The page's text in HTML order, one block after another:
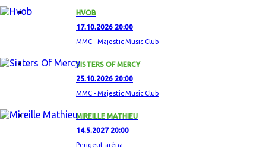
HVOB
17.10.2026 20:00
MMC - Majestic Music Club
SISTERS OF MERCY
25.10.2026 20:00
MMC - Majestic Music Club
MIREILLE MATHIEU
14.5.2027 20:00
Peugeut aréna